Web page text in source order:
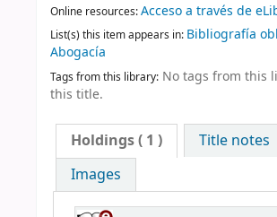
Online resources:Acceso a través de
List(s) this item appears in: Bibliografía
Abogacía
Tags from this library: No tags from this
this title.
Holdings( 1 )
Title notes
Images